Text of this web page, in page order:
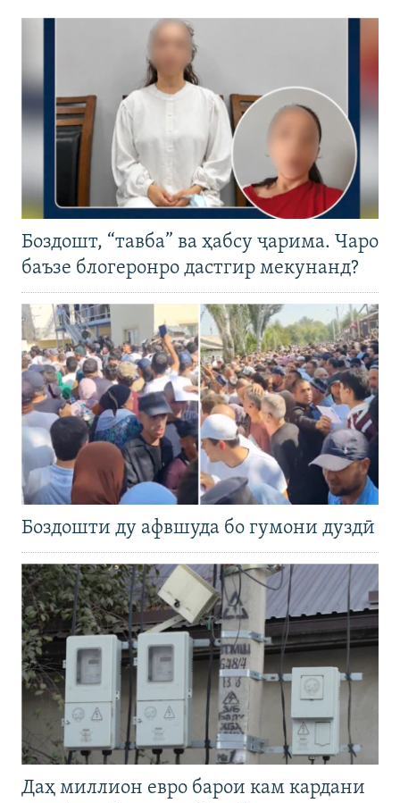
Боздошт, “тавба” ва ҳабсу ҷарима. Чаро
баъзе блогеронро дастгир мекунанд?
Боздошти ду афвшуда бо гумони дуздӣ
Даҳ миллион евро барои кам кардани